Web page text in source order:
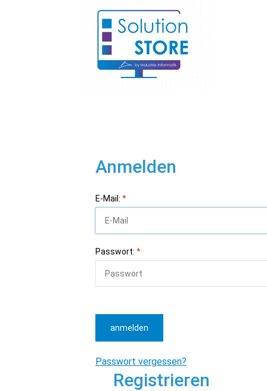
Anmelden
E-Mail: *
Passwort: *
Passwort vergessen?
anmelden
Registrieren